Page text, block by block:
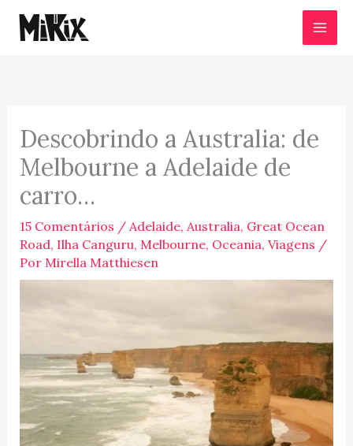
para
Descobrindo a Australia: de
Melbourne a Adelaide de
carro…
15 Comentários / Adelaide, Australia, Great Ocean
Road, Ilha Canguru, Melbourne, Oceania, Viagens /
Por Mirella Matthiesen